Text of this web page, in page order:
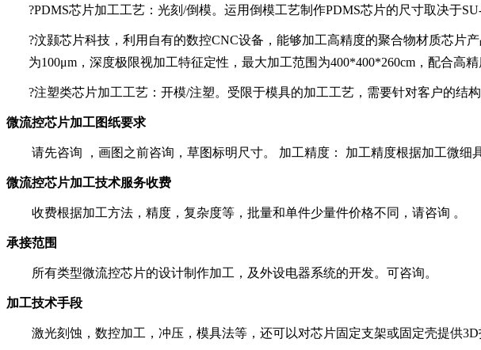
?PDMS芯片加工工艺：光刻/倒模。运用倒模工艺制作PDMS芯片的尺寸取决于
?汶颢芯片科技，利用自有的数控CNC设备，能够加工高精度的聚合物材质芯片
为100μm，深度极限视加工特征定性，最大加工范围为400*400*260cm，配合高
?注塑类芯片加工工艺：开模/注塑。受限于模具的加工工艺，需要针对客户的结构
微流控芯片加工图纸要求
请先咨询 ，画图之前咨询，草图标明尺寸。 加工精度： 加工精度根据加工微细
微流控芯片加工技术服务收费
收费根据加工方法，精度，复杂度等，批量和单件少量件价格不同，请咨询 。
承接范围
所有类型微流控芯片的设计制作加工，及外设电器系统的开发。可咨询。
加工技术手段
激光刻蚀，数控加工，冲压，模具法等，还可以对芯片固定支架或固定壳提供